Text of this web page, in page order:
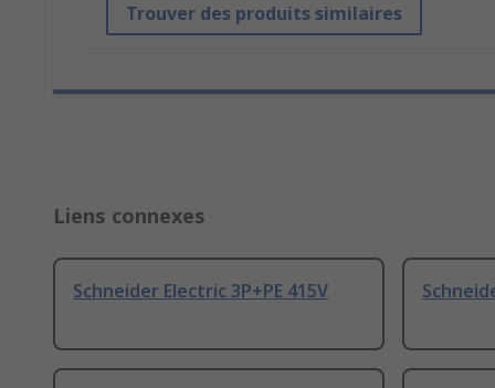
Trouver des produits similaires
Liens connexes
Schneider Electric 3P+PE 415V